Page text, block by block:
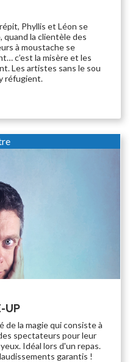
Phyllis et Léon se
quand la clientèle des
à moustache se
c’est la misère et les
Les artistes sans le sou
réfugient.
UP
la magie qui consiste à
spectateurs pour leur
Idéal lors d'un repas.
garantis !